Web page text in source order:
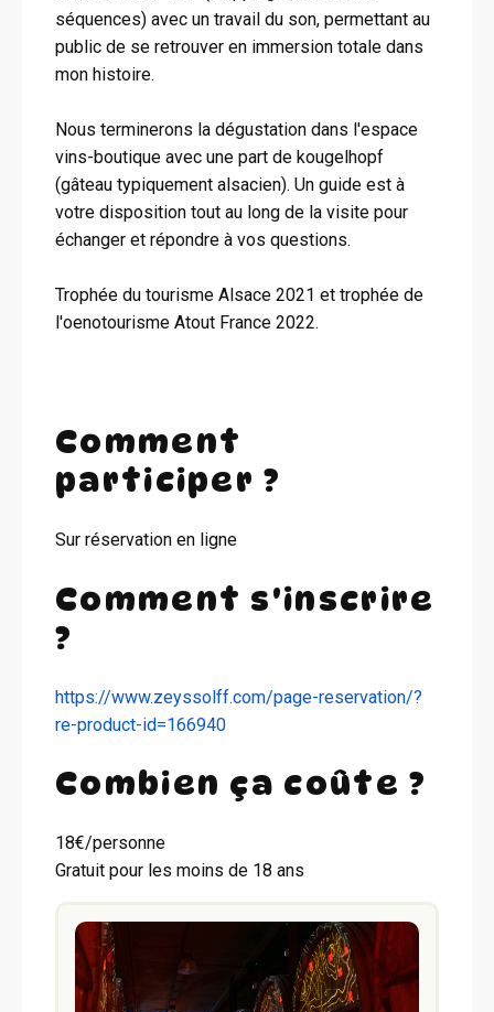
séquences) avec un travail du son, permettant au
public de se retrouver en immersion totale dans
mon histoire.
Nous terminerons la dégustation dans l'espace
vins-boutique avec une part de kougelhopf
(gâteau typiquement alsacien). Un guide est à
votre disposition tout au long de la visite pour
échanger et répondre à vos questions.
Trophée du tourisme Alsace 2021 et trophée de
l'oenotourisme Atout France 2022.
Comment
participer ?
Sur réservation en ligne
Comment s'inscrire
?
https://www.zeyssolff.com/page-reservation/?
re-product-id=166940
Combien ça coûte ?
18€/personne
Gratuit pour les moins de 18 ans